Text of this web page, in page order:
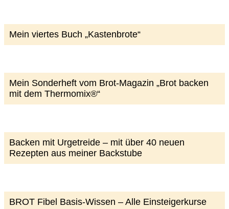
Mein viertes Buch „Kastenbrote“
Mein Sonderheft vom Brot-Magazin „Brot backen
mit dem Thermomix®“
Backen mit Urgetreide – mit über 40 neuen
Rezepten aus meiner Backstube
BROT Fibel Basis-Wissen – Alle Einsteigerkurse